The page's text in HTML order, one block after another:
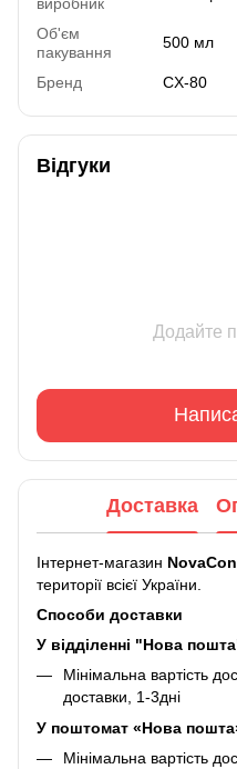
Об'єм
пакування
500 мл
Бренд CX-80
Відгуки
Додайте
Доставка
Інтернет-магазин NovaCon
території всієї України.
Способи доставки
У відділенні "Нова
Мінімальна вартість
доставки, 1-3дні
У поштомат «Нова
Мінімальна вартість